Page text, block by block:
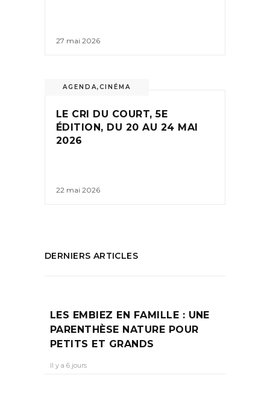
27 mai 2026
AGENDA,CINÉMA
LE CRI DU COURT, 5E
ÉDITION, DU 20 AU 24 MAI
2026
22 mai 2026
DERNIERS ARTICLES
LES EMBIEZ EN FAMILLE : UNE
PARENTHÈSE NATURE POUR
PETITS ET GRANDS
Il y a 6 jours